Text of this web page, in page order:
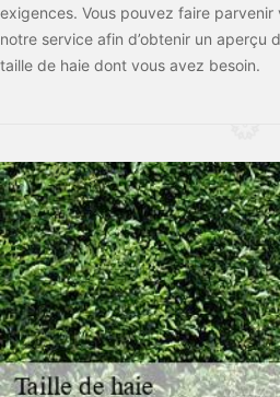
exigences. Vous pouvez faire
notre service afin d’obtenir un aperçu
taille de haie dont vous avez besoin.